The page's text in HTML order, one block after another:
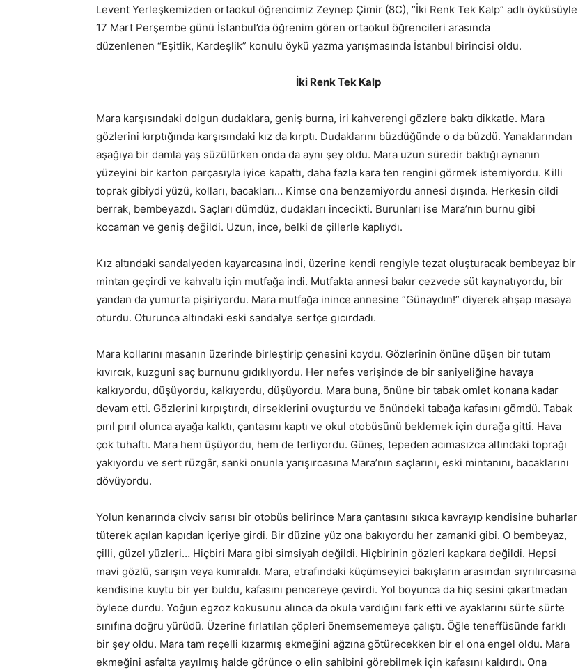
Levent Yerleşkemizden ortaokul öğrencimiz Zeynep Çimir (8C), “İki Renk Tek Kalp” adlı öyküsüyle
17 Mart Perşembe günü İstanbul’da öğrenim gören ortaokul öğrencileri arasında
düzenlenen “Eşitlik, Kardeşlik” konulu öykü yazma yarışmasında İstanbul birincisi oldu.
İki Renk Tek Kalp
Mara karşısındaki dolgun dudaklara, geniş burna, iri kahverengi gözlere baktı dikkatle. Mara
gözlerini kırptığında karşısındaki kız da kırptı. Dudaklarını büzdüğünde o da büzdü. Yanaklarından
aşağıya bir damla yaş süzülürken onda da aynı şey oldu. Mara uzun süredir baktığı aynanın
yüzeyini bir karton parçasıyla iyice kapattı, daha fazla kara ten rengini görmek istemiyordu. Killi
toprak gibiydi yüzü, kolları, bacakları… Kimse ona benzemiyordu annesi dışında. Herkesin cildi
berrak, bembeyazdı. Saçları dümdüz, dudakları incecikti. Burunları ise Mara’nın burnu gibi
kocaman ve geniş değildi. Uzun, ince, belki de çillerle kaplıydı.
Kız altındaki sandalyeden kayarcasına indi, üzerine kendi rengiyle tezat oluşturacak bembeyaz bir
mintan geçirdi ve kahvaltı için mutfağa indi. Mutfakta annesi bakır cezvede süt kaynatıyordu, bir
yandan da yumurta pişiriyordu. Mara mutfağa inince annesine “Günaydın!” diyerek ahşap masaya
oturdu. Oturunca altındaki eski sandalye sertçe gıcırdadı.
Mara kollarını masanın üzerinde birleştirip çenesini koydu. Gözlerinin önüne düşen bir tutam
kıvırcık, kuzguni saç burnunu gıdıklıyordu. Her nefes verişinde de bir saniyeliğine havaya
kalkıyordu, düşüyordu, kalkıyordu, düşüyordu. Mara buna, önüne bir tabak omlet konana kadar
devam etti. Gözlerini kırpıştırdı, dirseklerini ovuşturdu ve önündeki tabağa kafasını gömdü. Tabak
pırıl pırıl olunca ayağa kalktı, çantasını kaptı ve okul otobüsünü beklemek için durağa gitti. Hava
çok tuhaftı. Mara hem üşüyordu, hem de terliyordu. Güneş, tepeden acımasızca altındaki toprağı
yakıyordu ve sert rüzgâr, sanki onunla yarışırcasına Mara’nın saçlarını, eski mintanını, bacaklarını
dövüyordu.
Yolun kenarında civciv sarısı bir otobüs belirince Mara çantasını sıkıca kavrayıp kendisine buharlar
tüterek açılan kapıdan içeriye girdi. Bir düzine yüz ona bakıyordu her zamanki gibi. O bembeyaz,
çilli, güzel yüzleri… Hiçbiri Mara gibi simsiyah değildi. Hiçbirinin gözleri kapkara değildi. Hepsi
mavi gözlü, sarışın veya kumraldı. Mara, etrafındaki küçümseyici bakışların arasından sıyrılırcasına
kendisine kuytu bir yer buldu, kafasını pencereye çevirdi. Yol boyunca da hiç sesini çıkartmadan
öylece durdu. Yoğun egzoz kokusunu alınca da okula vardığını fark etti ve ayaklarını sürte sürte
sınıfına doğru yürüdü. Üzerine fırlatılan çöpleri önemsememeye çalıştı. Öğle teneffüsünde farklı
bir şey oldu. Mara tam reçelli kızarmış ekmeğini ağzına götürecekken bir el ona engel oldu. Mara
ekmeğini asfalta yayılmış halde görünce o elin sahibini görebilmek için kafasını kaldırdı. Ona